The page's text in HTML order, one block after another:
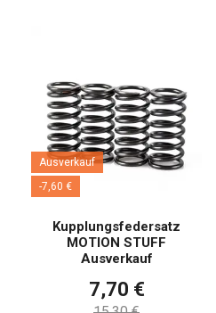
Ausverkauf
-7,60 €
Kupplungsfedersatz
MOTION STUFF
Ausverkauf
7,70 €